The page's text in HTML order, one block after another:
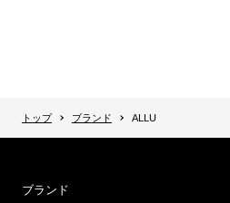
トップ ブランド ALLU
ブランド